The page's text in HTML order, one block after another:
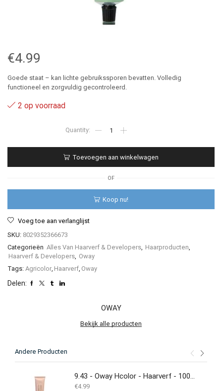
€4.99
Goede staat – kan lichte gebruikssporen bevatten. Volledig
functioneel en zorgvuldig gecontroleerd.
2 op voorraad
-
Haarverf
-
Toevoegen aan winkelwagen
OF
Koop nu!
Voeg toe aan verlanglijst
SKU: 8029352366673
Categorieën Alles Van Haarverf & Developers, Haarproducten,
Haarverf & Developers, Oway
Tags: Agricolor, Haarverf, Oway
Delen:
OWAY
Bekijk alle producten
Andere Producten
9.43 - Oway Hcolor - Haarverf - 100ML
€4.99